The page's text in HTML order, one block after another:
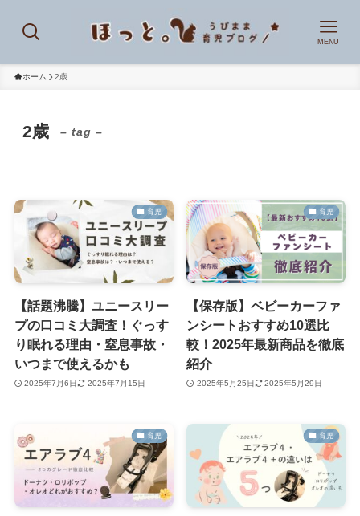
MENU
ホーム 2歳
2歳 – tag –
育児
【話題沸騰】ユニースリー
プの口コミ大調査！ぐっす
り眠れる理由・窒息事故・
いつまで使えるかも
2025年7月6日 2025年7月15日
育児
【保存版】ベビーカーファ
ンシートおすすめ10選比
較！2025年最新商品を徹底
紹介
2025年5月25日 2025年5月29日
育児 育児